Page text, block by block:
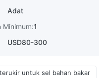
Adat
Minimum:1
USD80-300
untuk sel bahan bakar